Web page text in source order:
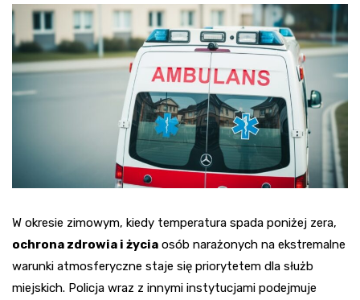
W okresie zimowym, kiedy temperatura spada poniżej zera,
ochrona zdrowia i życia osób narażonych na ekstremalne
warunki atmosferyczne staje się priorytetem dla służb
miejskich. Policja wraz z innymi instytucjami podejmuje